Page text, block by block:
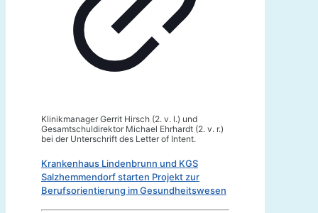
Klinikmanager Gerrit Hirsch (2. v. l.) und
Gesamtschuldirektor Michael Ehrhardt (2. v. r.)
bei der Unterschrift des Letter of Intent.
Krankenhaus Lindenbrunn und KGS
Salzhemmendorf starten Projekt zur
Berufsorientierung im Gesundheitswesen